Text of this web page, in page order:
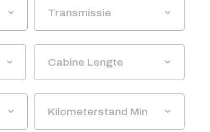
Autoverhuur
Onze merken
Diensten
Werkplaats
Over ons
Transmissie
Cabine Lengte
Kilometerstand Min